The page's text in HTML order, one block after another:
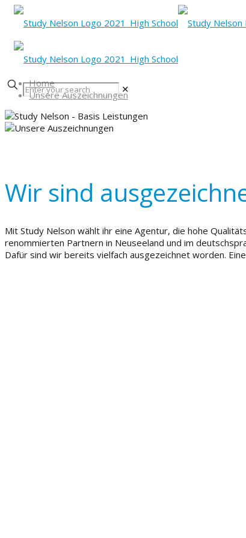
✕
Home
Unsere Auszeichnungen
Wir sind
Mit Study Nelson wählt ihr eine Agentur, die hohe
renommierten Partnern in Neuseeland und im
Dafür sind wir bereits vielfach ausgezeichnet worden.